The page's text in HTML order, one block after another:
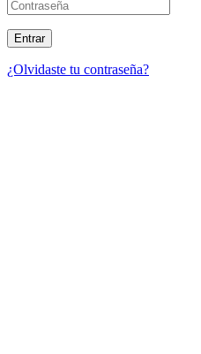
¿Olvidaste tu contraseña?